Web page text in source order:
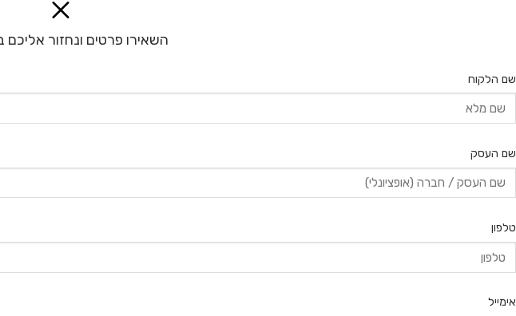
השאירו פרטים ונחזור
שם הלקוח
שם העסק
טלפון
אימייל